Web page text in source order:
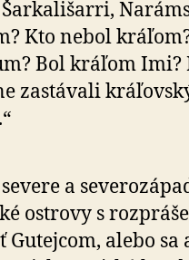
Kto nebol
Bol kráľom
zastávali
a
ostrovy s
alebo sa